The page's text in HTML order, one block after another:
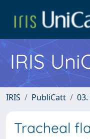
IRIS
IRIS PubliCatt
Tracheal